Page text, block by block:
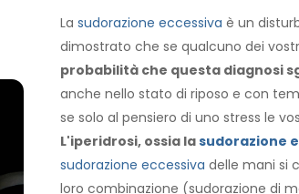
La sudorazione eccessiva è un
dimostrato che se qualcuno dei
probabilità che questa diagnosi
anche nello stato di riposo e con
se solo al pensiero di uno stress le
L'iperidrosi, ossia lasudorazione
sudorazione eccessiva delle mani si
loro combinazione (sudorazione di